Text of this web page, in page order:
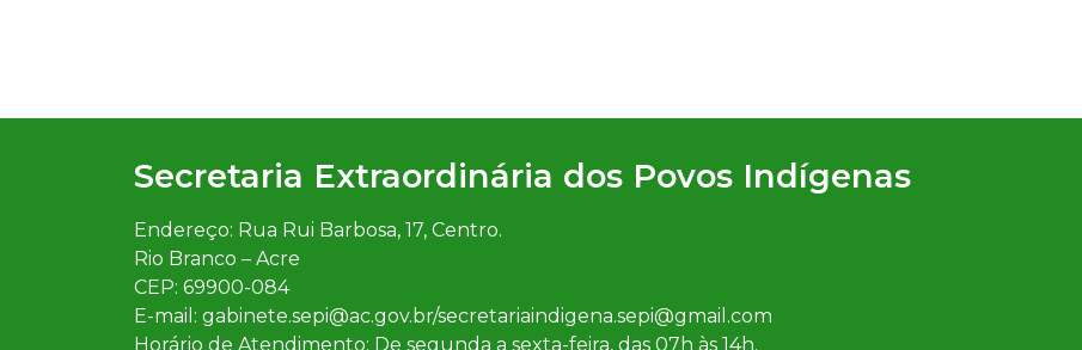
Secretaria Extraordinária dos Povos Indígenas
Endereço: Rua Rui Barbosa, 17, Centro.
Rio Branco – Acre
CEP: 69900-084
E-mail: gabinete.sepi@ac.gov.br/secretariaindigena.sepi@gmail.com
Horário de Atendimento: De segunda a sexta-feira, das 07h às 14h.